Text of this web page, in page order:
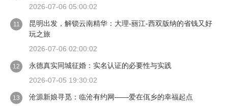
2026-07-06 05:00:02
11
昆明出发，解锁云南精华：大理-丽江-西双版纳的省钱又好
玩之旅
2026-07-06 02:00:02
12
永德真实同城征婚：实名认证的必要性与实践
2026-07-05 19:30:02
13
沧源新娘寻觅：临沧有约网——爱在佤乡的幸福起点